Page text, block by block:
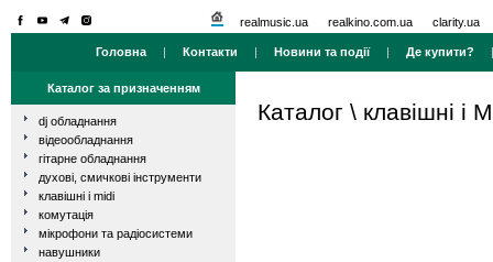
realmusic.ua realkino.com.ua clarity.ua
Головна | Контакти | Новини та події| Де купити?
Каталог за призначенням
dj обладнання
відеообладнання
гітарне обладнання
духові, смичкові інструменти
клавішні і midi
комутація
мікрофони та радіосистеми
навушники
Каталог \ клавішні і